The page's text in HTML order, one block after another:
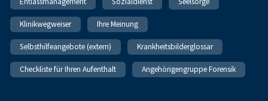
Klinikwegweiser Ihre Meinung
Selbsthilfeangebote (extern) Krankheitsbilderglossar
Checkliste für Ihren Aufenthalt Angehörigengruppe Forensik